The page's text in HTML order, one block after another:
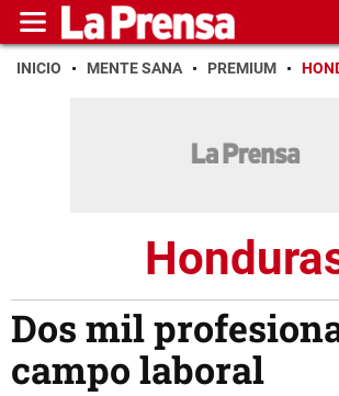
INICIO MENTE SANA PREMIUM
Dos mil
campo laboral